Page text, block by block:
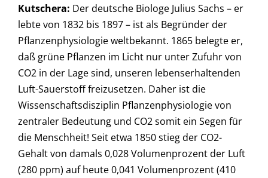
Kutschera: Der deutsche Biologe Julius Sachs – er
lebte von 1832 bis 1897 – ist als Begründer der
Pflanzenphysiologie weltbekannt. 1865 belegte er,
daß grüne Pflanzen im Licht nur unter Zufuhr von
CO2 in der Lage sind, unseren lebenserhaltenden
Luft-Sauerstoff freizusetzen. Daher ist die
Wissenschaftsdisziplin Pflanzenphysiologie von
zentraler Bedeutung und CO2 somit ein Segen für
die Menschheit! Seit etwa 1850 stieg der CO2-
Gehalt von damals 0,028 Volumenprozent der Luft
(280 ppm) auf heute 0,041 Volumenprozent (410